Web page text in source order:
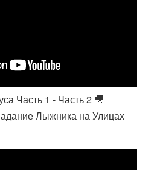
Часть 1 - Часть 2 🎥
Лыжника на Улицах